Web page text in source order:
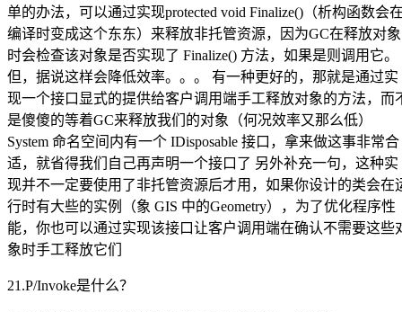
单的办法，可以通过实现protected void Finalize()（析构函数会
编译时变成这个东东）来释放非托管资源，因为GC在释放对象
时会检查该对象是否实现了 Finalize() 方法，如果是则调用它。
但，据说这样会降低效率。。。 有一种更好的，那就是通过实
现一个接口显式的提供给客户调用端手工释放对象的方法，而
是傻傻的等着GC来释放我们的对象（何况效率又那么低）
System 命名空间内有一个 IDisposable 接口，拿来做这事非常合
适，就省得我们自己再声明一个接口了 另外补充一句，这种实
现并不一定要使用了非托管资源后才用，如果你设计的类会在
行时有大些的实例（象 GIS 中的Geometry），为了优化程序性
能，你也可以通过实现该接口让客户调用端在确认不需要这些
象时手工释放它们
21.P/Invoke是什么？